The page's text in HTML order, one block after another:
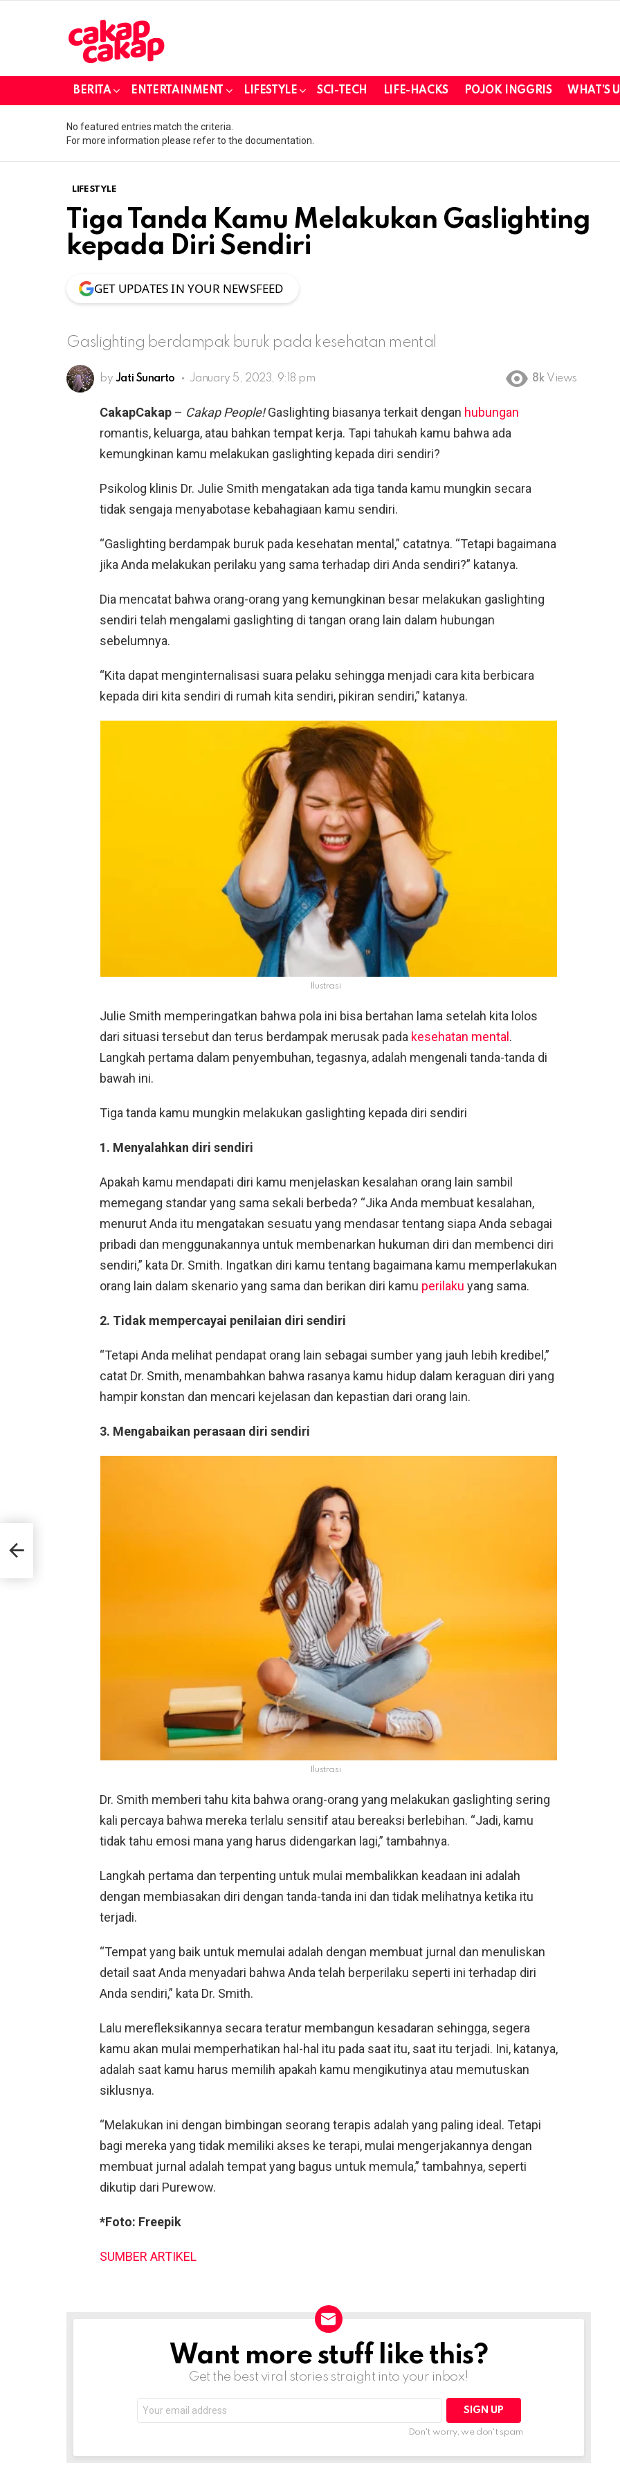
BERITA ENTERTAINMENT LIFESTYLE SCI-TECH LIFE-HACKS POJOK INGGRIS WHAT’S
No featured entries match the criteria.
For more information please refer to the documentation.
LIFESTYLE
Tiga Tanda Kamu Melakukan Gaslighting
kepada Diri Sendiri
GET UPDATES IN YOUR NEWSFEED
Gaslighting berdampak buruk pada kesehatan mental
by Jati Sunarto January 5, 2023, 9:18 pm 8k Views
CakapCakap – Cakap People!Gaslighting biasanya terkait dengan hubungan
romantis, keluarga, atau bahkan tempat kerja. Tapi tahukah kamu bahwa ada
kemungkinan kamu melakukan gaslighting kepada diri sendiri?
Psikolog klinis Dr. Julie Smith mengatakan ada tiga tanda kamu mungkin secara
tidak sengaja menyabotase kebahagiaan kamu sendiri.
“Gaslighting berdampak buruk pada kesehatan mental,” catatnya. “Tetapi bagaimana
jika Anda melakukan perilaku yang sama terhadap diri Anda sendiri?” katanya.
Dia mencatat bahwa orang-orang yang kemungkinan besar melakukan gaslighting
sendiri telah mengalami gaslighting di tangan orang lain dalam hubungan
sebelumnya.
“Kita dapat menginternalisasi suara pelaku sehingga menjadi cara kita berbicara
kepada diri kita sendiri di rumah kita sendiri, pikiran sendiri,” katanya.
Ilustrasi
Julie Smith memperingatkan bahwa pola ini bisa bertahan lama setelah kita lolos
dari situasi tersebut dan terus berdampak merusak pada kesehatan mental .
Langkah pertama dalam penyembuhan, tegasnya, adalah mengenali tanda-tanda di
bawah ini.
Tiga tanda kamu mungkin melakukan gaslighting kepada diri sendiri
1. Menyalahkan diri sendiri
Apakah kamu mendapati diri kamu menjelaskan kesalahan orang lain sambil
memegang standar yang sama sekali berbeda? “Jika Anda membuat kesalahan,
menurut Anda itu mengatakan sesuatu yang mendasar tentang siapa Anda sebagai
pribadi dan menggunakannya untuk membenarkan hukuman diri dan membenci diri
sendiri,” kata Dr. Smith. Ingatkan diri kamu tentang bagaimana kamu memperlakukan
orang lain dalam skenario yang sama dan berikan diri kamu perilaku yang sama.
2. Tidak mempercayai penilaian diri sendiri
“Tetapi Anda melihat pendapat orang lain sebagai sumber yang jauh lebih kredibel,”
catat Dr. Smith, menambahkan bahwa rasanya kamu hidup dalam keraguan diri yang
hampir konstan dan mencari kejelasan dan kepastian dari orang lain.
3. Mengabaikan perasaan diri sendiri
Ilustrasi
Dr. Smith memberi tahu kita bahwa orang-orang yang melakukan gaslighting sering
kali percaya bahwa mereka terlalu sensitif atau bereaksi berlebihan. “Jadi, kamu
tidak tahu emosi mana yang harus didengarkan lagi,” tambahnya.
Langkah pertama dan terpenting untuk mulai membalikkan keadaan ini adalah
dengan membiasakan diri dengan tanda-tanda ini dan tidak melihatnya ketika itu
terjadi.
“Tempat yang baik untuk memulai adalah dengan membuat jurnal dan menuliskan
detail saat Anda menyadari bahwa Anda telah berperilaku seperti ini terhadap diri
Anda sendiri,” kata Dr. Smith.
Lalu merefleksikannya secara teratur membangun kesadaran sehingga, segera
kamu akan mulai memperhatikan hal-hal itu pada saat itu, saat itu terjadi. Ini, katanya,
adalah saat kamu harus memilih apakah kamu mengikutinya atau memutuskan
siklusnya.
“Melakukan ini dengan bimbingan seorang terapis adalah yang paling ideal. Tetapi
bagi mereka yang tidak memiliki akses ke terapi, mulai mengerjakannya dengan
membuat jurnal adalah tempat yang bagus untuk memula,” tambahnya, seperti
dikutip dari Purewow.
*Foto: Freepik
SUMBER ARTIKEL
NEWSLETTERWant more stuff like this?
Get the best viral stories straight into your inbox!
address:
Don't worry, we don't spam